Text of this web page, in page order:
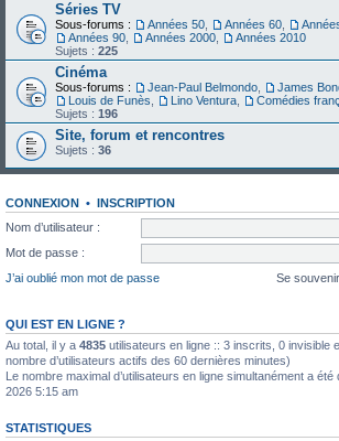
Séries TV
Sous-forums : Années 50 Années 60
Années 90
Années 2000
Années 2010
Sujets : 225
Cinéma
Sous-forums : Jean-Paul Belmondo James
Louis de Funès
Lino Ventura
Sujets : 196
Site, forum et rencontres
Sujets : 36
CONNEXION • INSCRIPTION
Nom d’utilisateur :
Mot de passe :
J’ai oublié mon mot de passe
Se
QUI EST EN LIGNE ?
Au total, il y a 4835 utilisateurs en ligne :: 3 inscrits, 0 invisible
nombre d’utilisateurs actifs des 60 dernières minutes)
Le nombre maximal d’utilisateurs en ligne simultanément a été
2026 5:15 am
STATISTIQUES